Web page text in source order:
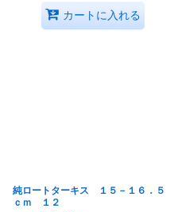
カートに入れる
純ロートターキス １５－１６．５
ｃｍ １２